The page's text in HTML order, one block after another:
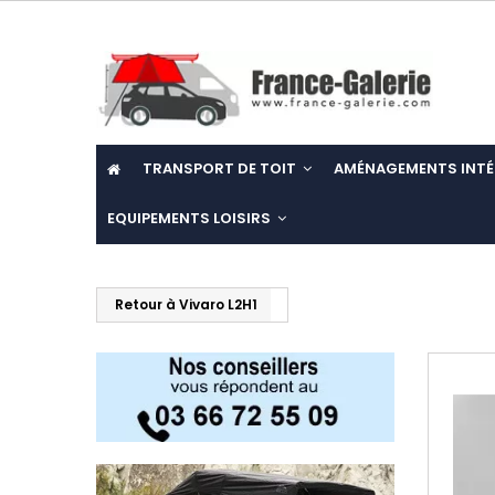
TRANSPORT DE TOIT AMÉNAGEMENTS
EQUIPEMENTS LOISIRS
Retour à Vivaro L2H1